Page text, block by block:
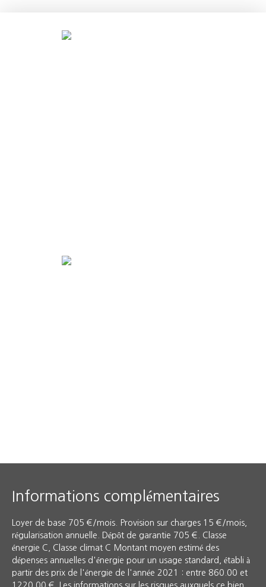
Informations complémentaires
Loyer de base 705 €/mois. Provision sur charges 15 €/mois,
régularisation annuelle. Dépôt de garantie 705 €. Classe
énergie C, Classe climat C Montant moyen estimé des
dépenses annuelles d'énergie pour un usage standard, établi à
partir des prix de l'énergie de l'année 2021 : entre 860.00 et